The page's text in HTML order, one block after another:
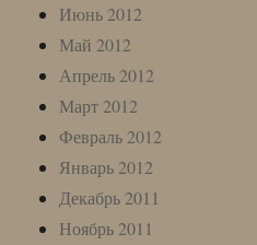
Июнь 2012
Май 2012
Апрель 2012
Март 2012
Февраль 2012
Январь 2012
Декабрь 2011
Ноябрь 2011